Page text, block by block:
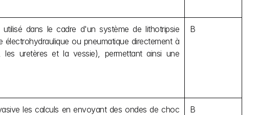
dans le cadre d'un système de lithotripsie
ou pneumatique directement à
uretères et la vessie), permettant ainsi une
B
les calculs en envoyant des ondes de choc
B